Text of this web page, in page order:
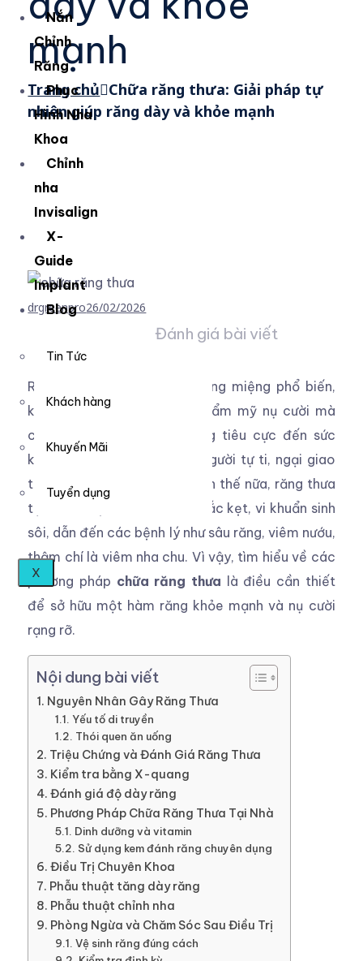
Nắn
Chỉnh
Răng
Phục
Hình Nha
Khoa
Chỉnh
nha
Invisalign
X-
Guide
Implant
Blog
Tin Tức
Khách hàng
Khuyến Mãi
Tuyển dụng
X
mạnh
Trang chủ Chữa răng thưa: Giải pháp tự
nhiên giúp răng dày và khỏe mạnh
drgreenpro26/02/2026
Đánh giá bài viết
Răng thưa là một vấn đề răng miệng phổ biến,
không chỉ ảnh hưởng đến thẩm mỹ nụ cười mà
còn tiềm ẩn nhiều tác động tiêu cực đến sức
khỏe răng hàm mặt. Nhiều người tự ti, ngại giao
tiếp do khuyết điểm này. Hơn thế nữa, răng thưa
tạo điều kiện cho thức ăn mắc kẹt, vi khuẩn sinh
sôi, dẫn đến các bệnh lý như sâu răng, viêm nướu,
thậm chí là viêm nha chu. Vì vậy, tìm hiểu về các
phương pháp chữa răng thưa là điều cần thiết
để sở hữu một hàm răng khỏe mạnh và nụ cười
rạng rỡ.
Nội dung bài viết
Nguyên Nhân Gây Răng Thưa
Yếu tố di truyền
Thói quen ăn uống
Triệu Chứng và Đánh Giá Răng Thưa
Kiểm tra bằng X-quang
Đánh giá độ dày răng
Phương Pháp Chữa Răng Thưa Tại Nhà
Dinh dưỡng và vitamin
Sử dụng kem đánh răng chuyên dụng
Điều Trị Chuyên Khoa
Phẫu thuật tăng dày răng
Phẫu thuật chỉnh nha
Phòng Ngừa và Chăm Sóc Sau Điều Trị
Vệ sinh răng đúng cách